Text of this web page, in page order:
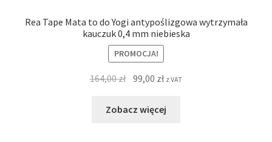
Rea Tape Mata to do Yogi antypoślizgowa wytrzymała
kauczuk 0,4 mm niebieska
PROMOCJA!
164,00zł 99,00 zł z VAT
Zobacz więcej